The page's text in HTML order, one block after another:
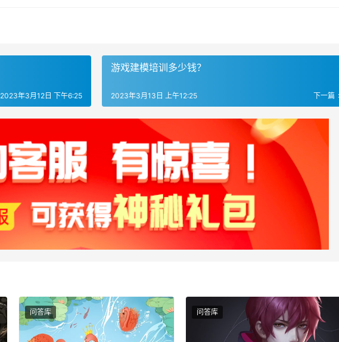
2023年3月12日 下午6:25
游戏建模培训多少钱？
下一篇
2023年3月13日 上午12:25
问答库 问答库